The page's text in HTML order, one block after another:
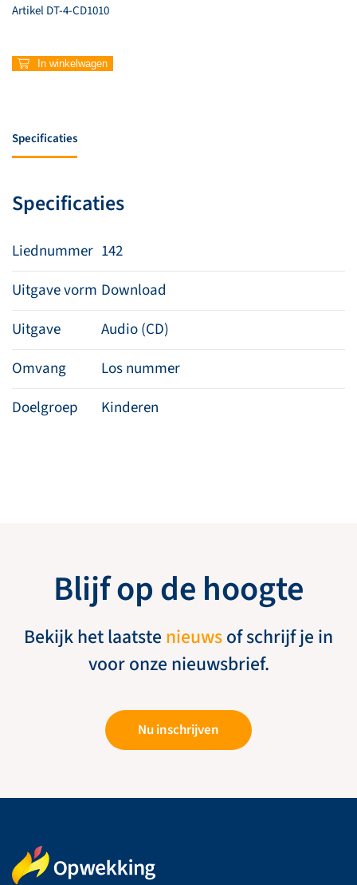
ArtikelDT-4-CD1010
142
ons
zingen
In winkelwagen
Specificaties
Specificaties
Liednummer 142
Uitgave vorm Download
Uitgave
Audio (CD)
Omvang
Los nummer
Doelgroep
Kinderen
Blijf op de hoogte
Bekijk het laatste nieuwsof schrijf je in
voor onze nieuwsbrief.
Nu inschrijven